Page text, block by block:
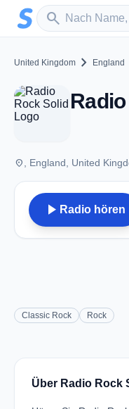
Zum Hauptinhalt springen
search
Sender suchen
United Kingdom chevron_right England
place , England, United
play_arrow Radio hören
Classic Rock Rock
Über Radio Rock